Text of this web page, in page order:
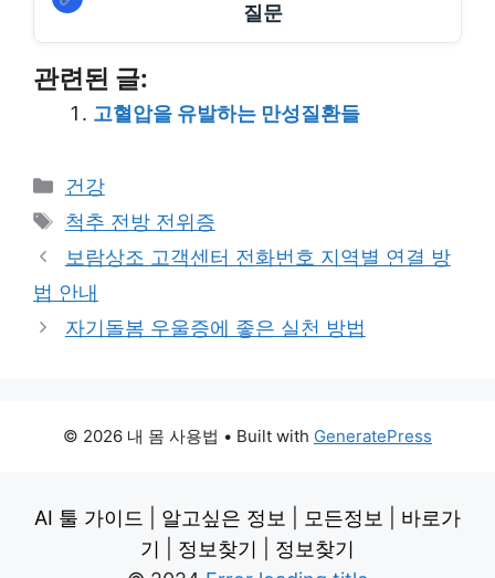
질문
관련된 글:
고혈압을 유발하는 만성질환들
Categories
건강
Tags
척추 전방 전위증
보람상조 고객센터 전화번호 지역별 연결 방
법 안내
자기돌봄 우울증에 좋은 실천 방법
© 2026 내 몸 사용법 • Built with GeneratePress
AI 툴 가이드 알고싶은 정보 모든정보
바로가
기
정보찾기
정보찾기